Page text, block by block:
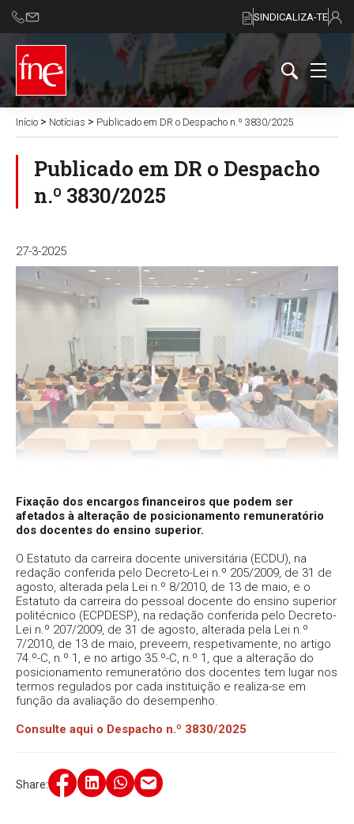
SINDICALIZA-TE
Início > Notícias > Publicado em DR o Despacho n.º 3830/2025
Publicado em DR o Despacho
n.º 3830/2025
27-3-2025
Fixação dos encargos financeiros que podem ser
afetados à alteração de posicionamento remuneratório
dos docentes do ensino superior.
O Estatuto da carreira docente universitária (ECDU), na
redação conferida pelo Decreto-Lei n.º 205/2009, de 31 de
agosto, alterada pela Lei n.º 8/2010, de 13 de maio, e o
Estatuto da carreira do pessoal docente do ensino superior
politécnico (ECPDESP), na redação conferida pelo Decreto-
Lei n.º 207/2009, de 31 de agosto, alterada pela Lei n.º
7/2010, de 13 de maio, preveem, respetivamente, no artigo
74.º-C, n.º 1, e no artigo 35.º-C, n.º 1, que a alteração do
posicionamento remuneratório dos docentes tem lugar nos
termos regulados por cada instituição e realiza-se em
função da avaliação do desempenho.
Consulte aqui o Despacho n.º 3830/2025
Share: